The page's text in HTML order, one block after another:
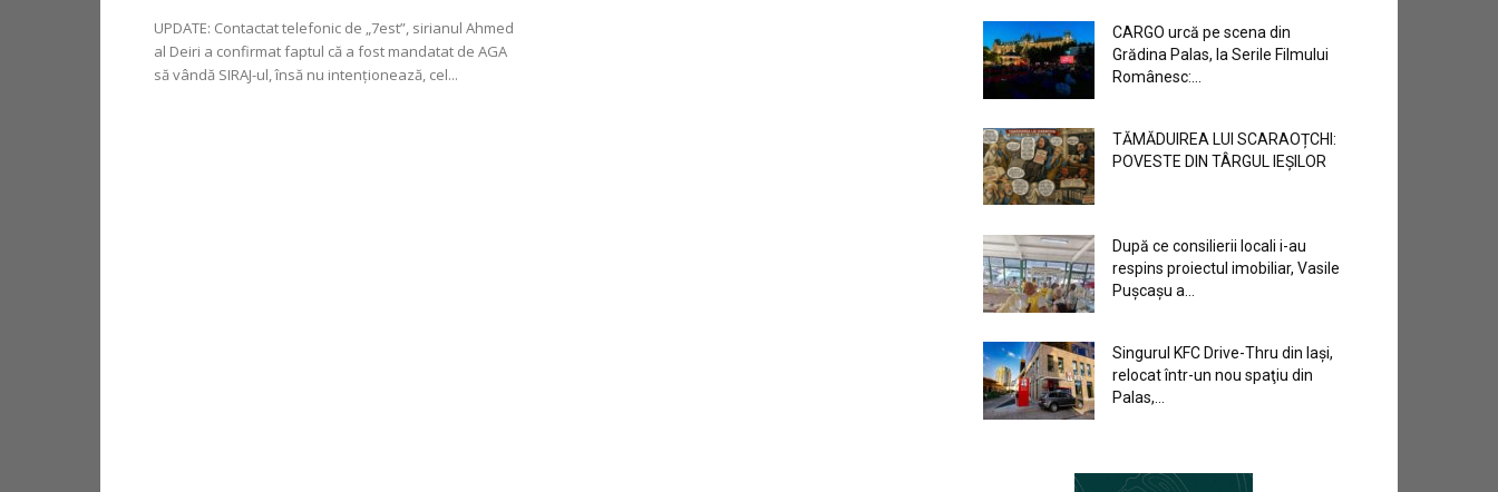
UPDATE: Contactat telefonic de „7est”, sirianul Ahmed
al Deiri a confirmat faptul că a fost mandatat de AGA
să vândă SIRAJ-ul, însă nu intenţionează, cel...
CARGO urcă pe scena din
Grădina Palas, la Serile Filmului
Românesc:...
TĂMĂDUIREA LUI SCARAOȚCHI:
POVESTE DIN TÂRGUL IEȘILOR
După ce consilierii locali i-au
respins proiectul imobiliar, Vasile
Pușcașu a...
Singurul KFC Drive-Thru din Iași,
relocat într-un nou spaţiu din
Palas,...